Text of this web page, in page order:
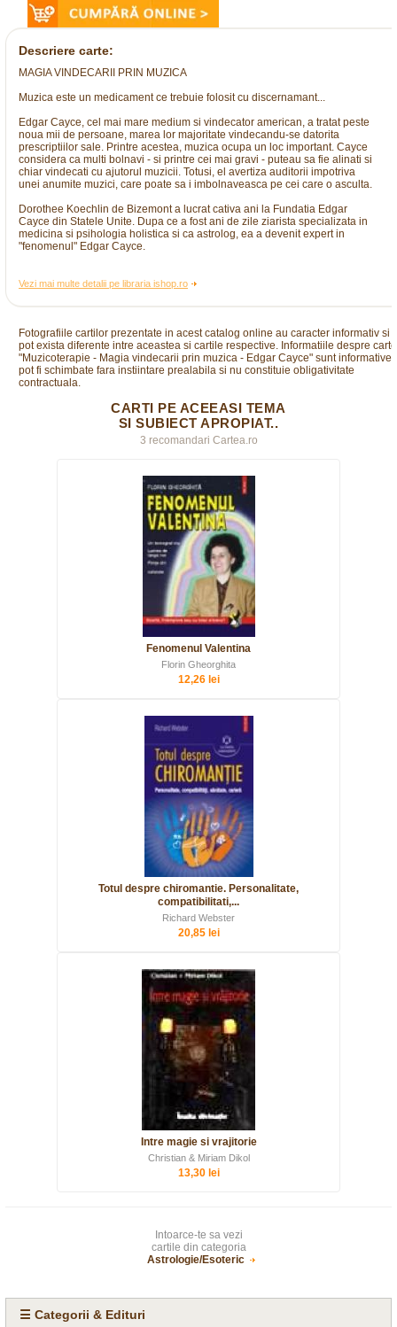
Descriere carte:
MAGIA VINDECARII PRIN MUZICA
Muzica este un medicament ce trebuie folosit cu discernamant...
Edgar Cayce, cel mai mare medium si vindecator american, a tratat peste
noua mii de persoane, marea lor majoritate vindecandu-se datorita
prescriptiilor sale. Printre acestea, muzica ocupa un loc important. Cayce
considera ca multi bolnavi - si printre cei mai gravi - puteau sa fie alinati si
chiar vindecati cu ajutorul muzicii. Totusi, el avertiza auditorii impotriva
unei anumite muzici, care poate sa i imbolnaveasca pe cei care o asculta.
Dorothee Koechlin de Bizemont a lucrat cativa ani la Fundatia Edgar
Cayce din Statele Unite. Dupa ce a fost ani de zile ziarista specializata in
medicina si psihologia holistica si ca astrolog, ea a devenit expert in
"fenomenul" Edgar Cayce.
Vezi mai multe detalii pe libraria ishop.ro
Fotografiile cartilor prezentate in acest catalog online au caracter informativ si
pot exista diferente intre aceastea si cartile respective. Informatiile despre
"Muzicoterapie - Magia vindecarii prin muzica - Edgar Cayce" sunt informative,
pot fi schimbate fara instiintare prealabila si nu constituie obligativitate
contractuala.
CARTI PE ACEEASI TEMA
SI SUBIECT APROPIAT..
3 recomandari Cartea.ro
Fenomenul Valentina
Florin Gheorghita
12,26 lei
Totul despre chiromantie. Personalitate,
compatibilitati,...
Richard Webster
20,85 lei
Intre magie si vrajitorie
Christian & Miriam Dikol
13,30 lei
Intoarce-te sa vezi
cartile din categoria
Astrologie/Esoteric
☰ Categorii & Edituri